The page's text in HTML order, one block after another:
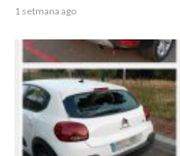
1 setmana ago